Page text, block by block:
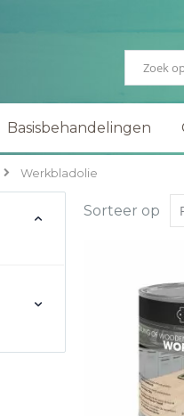
Zoek
Basisbehandelingen
Werkbladolie
Sorteer op